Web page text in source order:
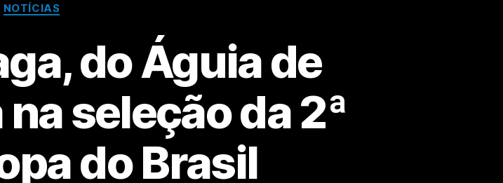
NOTÍCIAS
do Águia de
seleção da 2ª
do Brasil